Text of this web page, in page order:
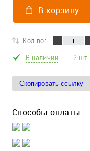
В корзину
Кол-во:
В наличии
2 шт.
Скопировать ссылку
Способы оплаты